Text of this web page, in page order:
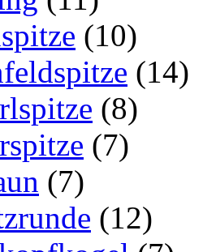
(10)
(14)
(8)
(7)
(7)
(12)